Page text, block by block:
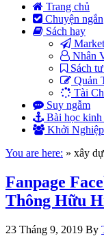
Trang chủ
Chuyện ngắn
Sách hay
Nhân
Sách
Quản
Tài
Suy ngẫm
Bài học kinh
Khởi Nghiệp
You are here: » xây
Fanpage
Thông Hữu
23 Tháng 9, 2019 By